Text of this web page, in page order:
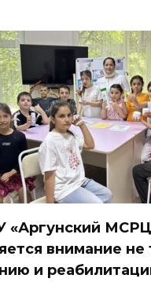
«Аргунский
внимание не
и